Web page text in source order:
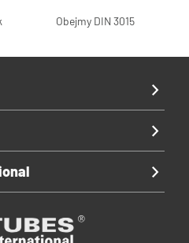
Obejmy DIN 3015